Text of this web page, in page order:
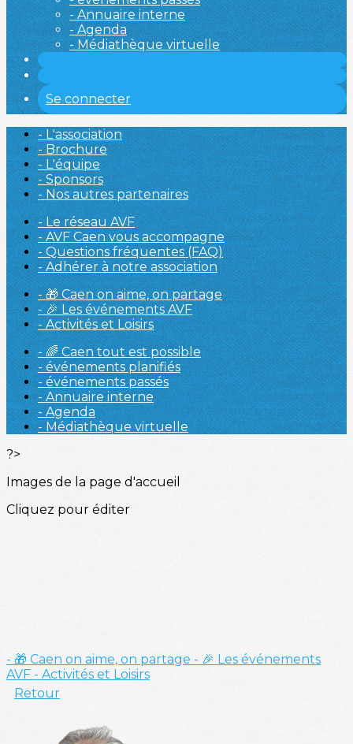
- Annuaire interne
- Agenda
- Médiathèque virtuelle
Se connecter
- L'association
- Brochure
- L'équipe
- Sponsors
- Nos autres partenaires
- Le réseau AVF
- AVF Caen vous accompagne
- Questions fréquentes (FAQ)
- Adhérer à notre association
- 🎁 Caen on aime, on partage
- 🎉 Les événements AVF
- Activités et Loisirs
- 🌈 Caen tout est possible
- événements planifiés
- événements passés
- Annuaire interne
- Agenda
- Médiathèque virtuelle
?>
Images de la page d'accueil
Cliquez pour éditer
- 🎁 Caen on aime, on partage - 🎉 Les événements
AVF - Activités et Loisirs
Retour